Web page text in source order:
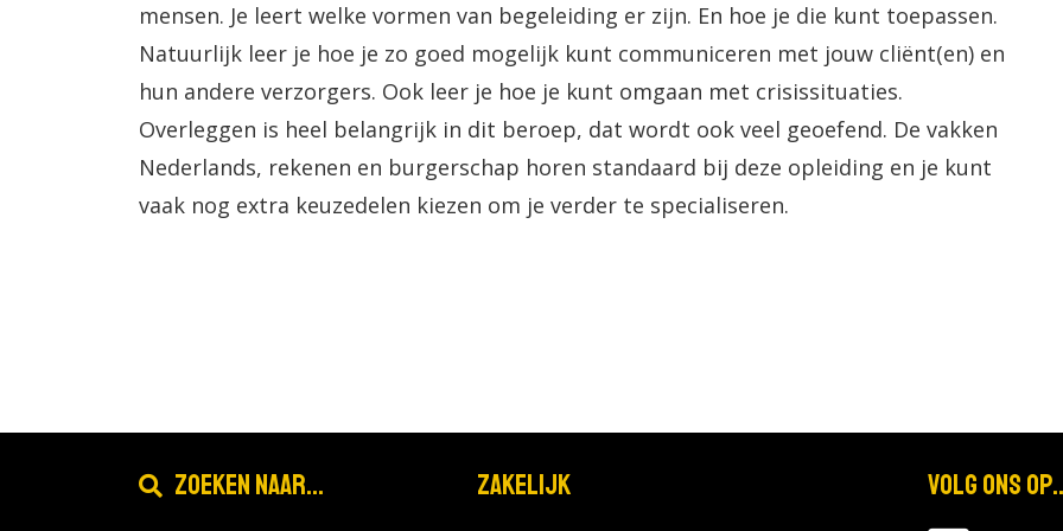
mensen. Je leert welke vormen van begeleiding er zijn. En hoe je die kunt toepassen.
Natuurlijk leer je hoe je zo goed mogelijk kunt communiceren met jouw cliënt(en) en
hun andere verzorgers. Ook leer je hoe je kunt omgaan met crisissituaties.
Overleggen is heel belangrijk in dit beroep, dat wordt ook veel geoefend. De vakken
Nederlands, rekenen en burgerschap horen standaard bij deze opleiding en je kunt
vaak nog extra keuzedelen kiezen om je verder te specialiseren.
Zoeken naar... Zakelijk Volg ons